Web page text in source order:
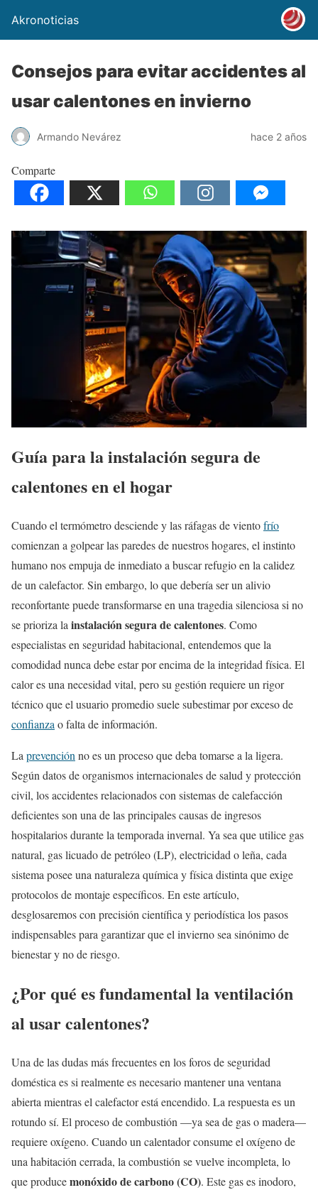
Akronoticias
Consejos para evitar accidentes al
usar calentones en invierno
Armando Nevárez hace 2 años
Comparte
Guía para la instalación segura de
calentones en el hogar
Cuando el termómetro desciende y las ráfagas de vientofrío
comienzan a golpear las paredes de nuestros hogares, el instinto
humano nos empuja de inmediato a buscar refugio en la calidez
de un calefactor. Sin embargo, lo que debería ser un alivio
reconfortante puede transformarse en una tragedia silenciosa si no
se prioriza la instalación segura de calentones. Como
especialistas en seguridad habitacional, entendemos que la
comodidad nunca debe estar por encima de la integridad física. El
calor es una necesidad vital, pero su gestión requiere un rigor
técnico que el usuario promedio suele subestimar por exceso de
confianza o falta de información.
La prevención no es un proceso que deba tomarse a la ligera.
Según datos de organismos internacionales de salud y protección
civil, los accidentes relacionados con sistemas de calefacción
deficientes son una de las principales causas de ingresos
hospitalarios durante la temporada invernal. Ya sea que utilice gas
natural, gas licuado de petróleo (LP), electricidad o leña, cada
sistema posee una naturaleza química y física distinta que exige
protocolos de montaje específicos. En este artículo,
desglosaremos con precisión científica y periodística los pasos
indispensables para garantizar que el invierno sea sinónimo de
bienestar y no de riesgo.
¿Por qué es fundamental la ventilación
al usar calentones?
Una de las dudas más frecuentes en los foros de seguridad
doméstica es si realmente es necesario mantener una ventana
abierta mientras el calefactor está encendido. La respuesta es un
rotundo sí. El proceso de combustión —ya sea de gas o madera—
requiere oxígeno. Cuando un calentador consume el oxígeno de
una habitación cerrada, la combustión se vuelve incompleta, lo
que producemonóxido de carbono (CO). Este gas es inodoro,